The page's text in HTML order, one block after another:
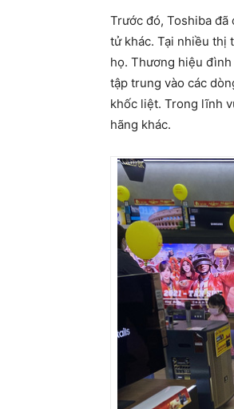
Trước đó, Toshiba
tử khác. Tại nhiều thị
họ. Thương hiệu
tập trung vào các
khốc liệt. Trong lĩnh
hãng khác.